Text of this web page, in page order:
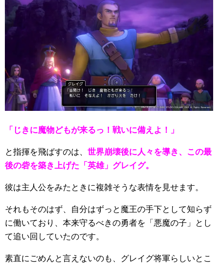
「じきに魔物どもが来るっ！戦いに備えよ！」
と指揮を飛ばすのは、 世界崩壊後に人々を導き、この最
後の砦を築き上げた「英雄」グレイグ。
彼は主人公をみたときに複雑そうな表情を見せます。
それもそのはず、自分はずっと魔王の手下として知らず
に働いており、本来守るべきの勇者を「悪魔の子」とし
て追い回していたのです。
素直にごめんと言えないのも、グレイグ将軍らしいとこ